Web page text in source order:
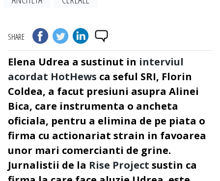
SHARE
Elena Udrea a sustinut in interviul
acordat HotHews ca seful SRI, Florin
Coldea, a facut presiuni asupra Alinei
Bica, care instrumenta o ancheta
oficiala, pentru a elimina de pe piata o
firma cu actionariat strain in favoarea
unor mari comercianti de grine.
Jurnalistii de la Rise Project sustin ca